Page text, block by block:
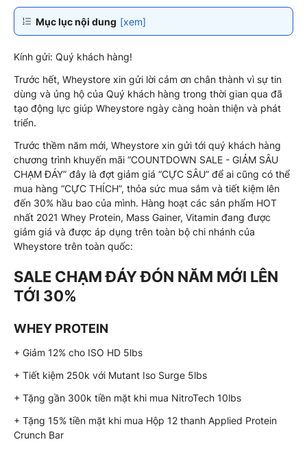
Mục lục nội dung [xem]
Kính gửi: Quý khách hàng!
Trước hết, Wheystore xin gửi lời cảm ơn chân thành vì sự tin
dùng và ủng hộ của Quý khách hàng trong thời gian qua đã
tạo động lực giúp Wheystore ngày càng hoàn thiện và phát
triển.
Trước thềm năm mới, Wheystore xin gửi tới quý khách hàng
chương trình khuyến mãi “COUNTDOWN SALE - GIẢM SÂU
CHẠM ĐÁY” đây là đợt giảm giá “CỰC SÂU” để ai cũng có thể
mua hàng “CỰC THÍCH”, thỏa sức mua sắm và tiết kiệm lên
đến 30% hầu bao của mình. Hàng hoạt các sản phẩm HOT
nhất 2021 Whey Protein, Mass Gainer, Vitamin đang được
giảm giá và được áp dụng trên toàn bộ chi nhánh của
Wheystore trên toàn quốc:
SALE CHẠM ĐÁY ĐÓN NĂM MỚI LÊN
TỚI 30%
WHEY PROTEIN
+ Giảm 12% cho ISO HD 5lbs
+ Tiết kiệm 250k với Mutant Iso Surge 5lbs
+ Tặng gần 300k tiền mặt khi mua NitroTech 10lbs
+ Tặng 15% tiền mặt khi mua Hộp 12 thanh Applied Protein
Crunch Bar